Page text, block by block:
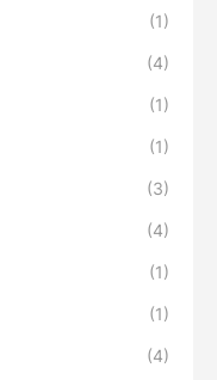
(1)
(4)
(1)
(1)
(3)
(4)
(1)
(1)
(4)